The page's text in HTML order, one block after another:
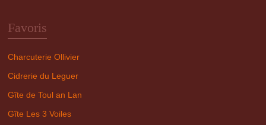
Favoris
Charcuterie Ollivier
Cidrerie du Leguer
Gîte de Toul an Lan
Gîte Les 3 Voiles